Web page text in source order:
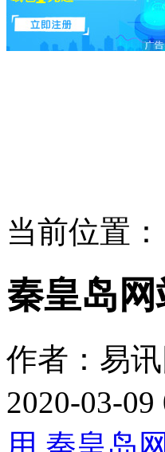
当前位置：
秦皇岛
作者：易
2020-03-09
用 ,秦皇岛